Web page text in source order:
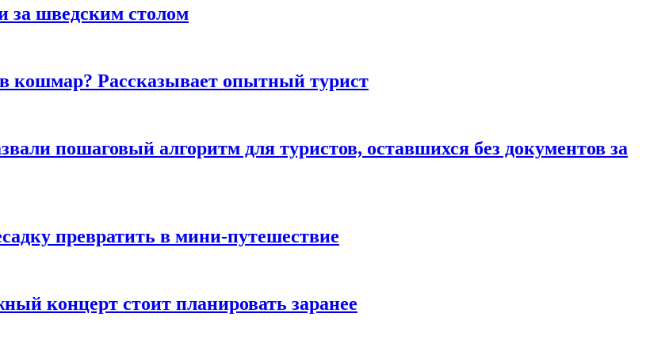
за шведским столом
кошмар? Рассказывает опытный турист
пошаговый алгоритм для туристов, оставшихся без документов за
превратить в мини-путешествие
концерт стоит планировать заранее